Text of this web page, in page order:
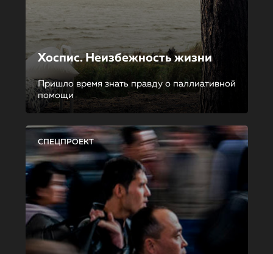
Хоспис. Неизбежность жизни
Пришло время знать правду о паллиативной
помощи
СПЕЦПРОЕКТ